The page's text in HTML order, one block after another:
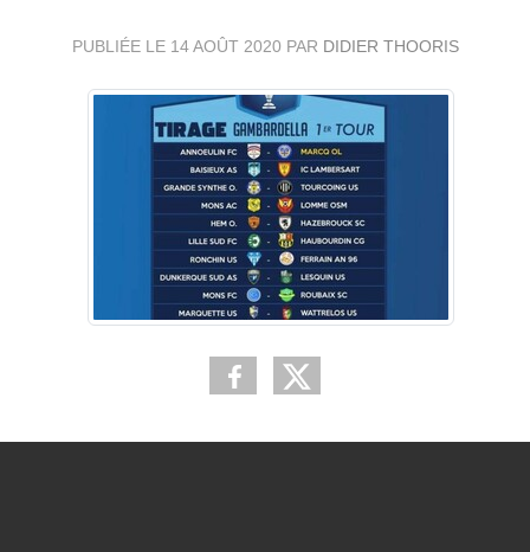
PUBLIÉE LE 14 AOÛT 2020 PAR DIDIER THOORIS